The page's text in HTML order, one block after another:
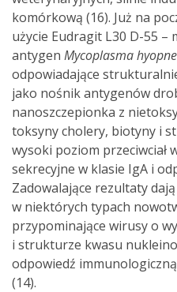
komórkową (16). Już na
użycie Eudragit L30 D-55 –
antygen Mycoplasma
odpowiadające
jako nośnik antygenów
nanoszczepionka z
toksyny cholery, biotyny i
wysoki poziom przeciwciał
sekrecyjne w klasie IgA i
Zadowalające rezultaty
w niektórych typach
przypominające wirusy o
i strukturze kwasu
odpowiedź
(14).